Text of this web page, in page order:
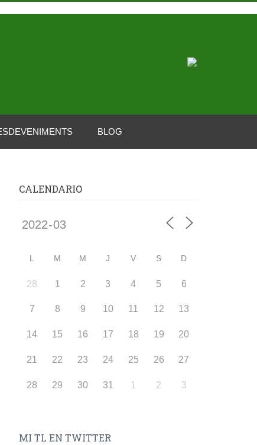
BLOG
CALENDARIO
L M M J V S D
28 1 2 3 4 5 6
7 8 9 10 11 12 13
14 15 16 17 18 19 20
21 22 23 24 25 26 27
28 29 30 31 1 2 3
MI TL EN TWITTER